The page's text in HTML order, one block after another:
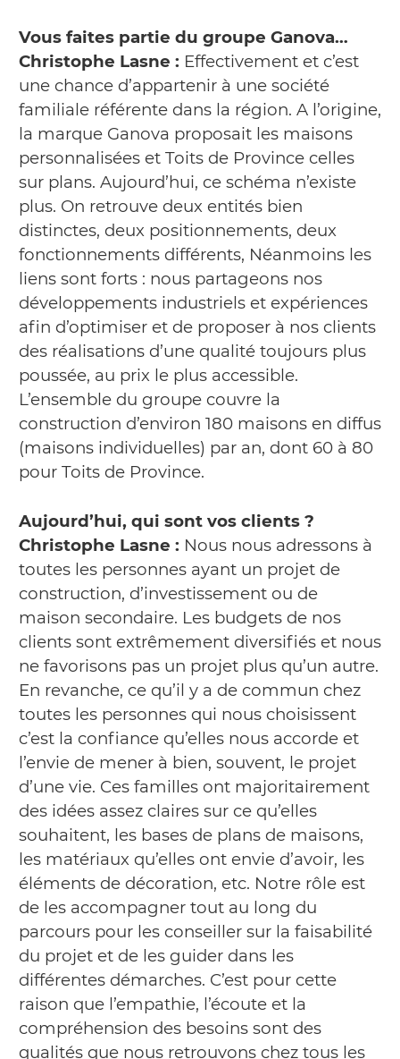
Vous faites partie du groupe Ganova…
Christophe Lasne : Effectivement et c’est
une chance d’appartenir à une société
familiale référente dans la région. A l’origine,
la marque Ganova proposait les maisons
personnalisées et Toits de Province celles
sur plans. Aujourd’hui, ce schéma n’existe
plus. On retrouve deux entités bien
distinctes, deux positionnements, deux
fonctionnements différents, Néanmoins les
liens sont forts : nous partageons nos
développements industriels et expériences
afin d’optimiser et de proposer à nos clients
des réalisations d’une qualité toujours plus
poussée, au prix le plus accessible.
L’ensemble du groupe couvre la
construction d’environ 180 maisons en diffus
(maisons individuelles) par an, dont 60 à 80
pour Toits de Province.
Aujourd’hui, qui sont vos clients ?
Christophe Lasne : Nous nous adressons à
toutes les personnes ayant un projet de
construction, d’investissement ou de
maison secondaire. Les budgets de nos
clients sont extrêmement diversifiés et nous
ne favorisons pas un projet plus qu’un autre.
En revanche, ce qu’il y a de commun chez
toutes les personnes qui nous choisissent
c’est la confiance qu’elles nous accorde et
l’envie de mener à bien, souvent, le projet
d’une vie. Ces familles ont majoritairement
des idées assez claires sur ce qu’elles
souhaitent, les bases de plans de maisons,
les matériaux qu’elles ont envie d’avoir, les
éléments de décoration, etc. Notre rôle est
de les accompagner tout au long du
parcours pour les conseiller sur la faisabilité
du projet et de les guider dans les
différentes démarches. C’est pour cette
raison que l’empathie, l’écoute et la
compréhension des besoins sont des
qualités que nous retrouvons chez tous les